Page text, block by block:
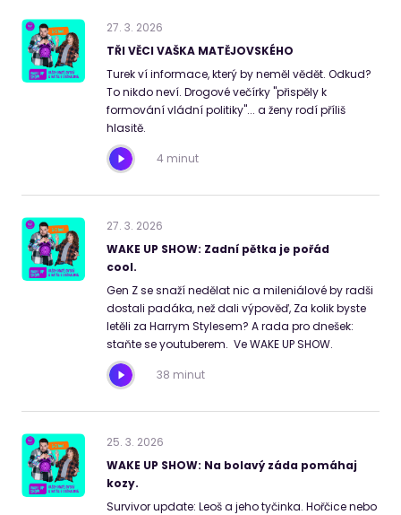
27. 3. 2026
TŘI VĚCI VAŠKA MATĚJOVSKÉHO
Turek ví informace, který by neměl vědět. Odkud?
To nikdo neví. Drogové večírky "přispěly k
formování vládní politiky"... a ženy rodí příliš
hlasitě.
4 minut
27. 3. 2026
WAKE UP SHOW: Zadní pětka je pořád
cool.
Gen Z se snaží nedělat nic a mileniálové by radši
dostali padáka, než dali výpověď, Za kolik byste
letěli za Harrym Stylesem? A rada pro dnešek:
staňte se youtuberem. Ve WAKE UP SHOW.
38 minut
25. 3. 2026
WAKE UP SHOW: Na bolavý záda pomáhaj
kozy.
Survivor update: Leoš a jeho tyčinka. Hořčice nebo